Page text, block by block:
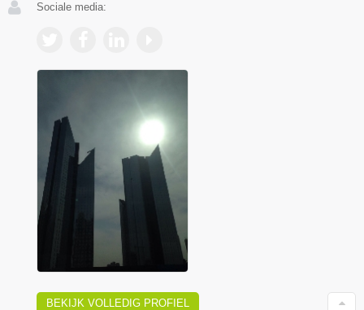
Sociale media:
BEKIJK VOLLEDIG PROFIEL